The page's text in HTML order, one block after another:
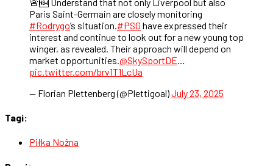
Paris Saint-Germain are closely monitoring
#Rodrygo’s situation.#PSG have expressed their
interest and continue to look out for a new young top
winger, as revealed. Their approach will depend on
market opportunities.@SkySportDE…
pic.twitter.com/brv1T1LcUa
— Florian Plettenberg (@Plettigoal)July 23, 2025
Tagi:
Piłka Nożna